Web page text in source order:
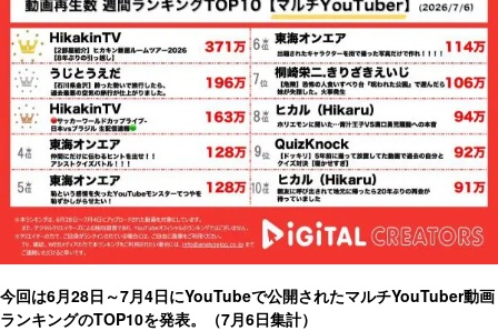
今回は6月28日～7月4日にYouTubeで公開されたマルチYouTuber動画
ランキングのTOP10を発表。（7月6日集計）